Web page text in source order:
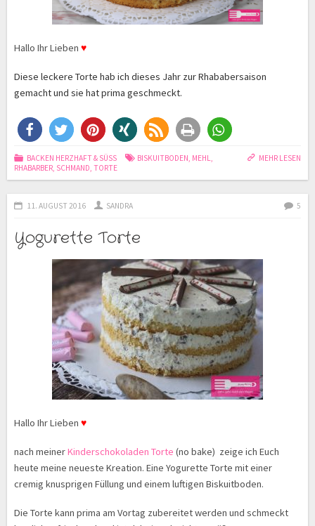
Hallo Ihr Lieben ♥
Diese leckere Torte hab ich dieses Jahr zur Rhababersaison
gemacht und sie hat prima geschmeckt.
MEHR LESEN
BACKEN HERZHAFT & SÜSS BISKUITBODEN, MEHL,
RHABARBER, SCHMAND, TORTE
11. AUGUST 2016 SANDRA 5
Yogurette Torte
Hallo Ihr Lieben ♥
nach meinerKinderschokoladen Torte (no bake) zeige ich Euch
heute meine neueste Kreation. Eine Yogurette Torte mit einer
cremig knusprigen Füllung und einem luftigen Biskuitboden.
Die Torte kann prima am Vortag zubereitet werden und schmeckt